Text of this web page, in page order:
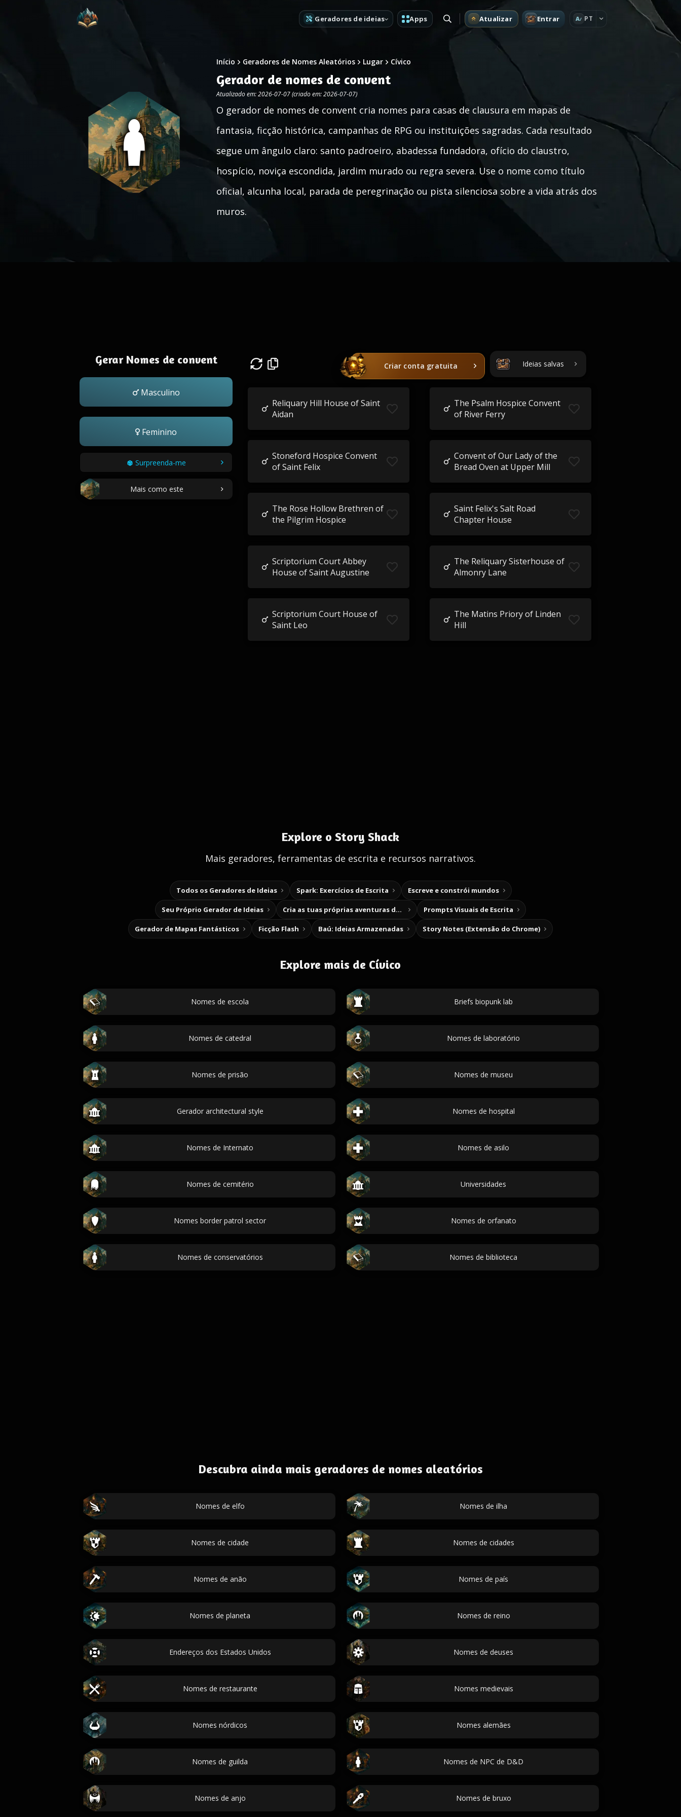
Geradores de ideias Apps Atualizar Entrar A PT
Início Geradores de Nomes Aleatórios Lugar Cívico
Gerador de nomes de convent
Atualizado em: 2026-07-07 (criado em: 2026-07-07)
O gerador de nomes de convent cria nomes para casas de clausura em mapas de
fantasia, ficção histórica, campanhas de RPG ou instituições sagradas. Cada resultado
segue um ângulo claro: santo padroeiro, abadessa fundadora, ofício do claustro,
hospício, noviça escondida, jardim murado ou regra severa. Use o nome como título
oficial, alcunha local, parada de peregrinação ou pista silenciosa sobre a vida atrás dos
muros.
Gerar Nomes de convent
Masculino
Feminino
Surpreenda-me
Mais como este
Criar conta gratuita Ideias salvas
Reliquary Hill House of Saint
Aidan
The Psalm Hospice Convent
of River Ferry
Stoneford Hospice Convent
of Saint Felix
Convent of Our Lady of the
Bread Oven at Upper Mill
The Rose Hollow Brethren of
the Pilgrim Hospice
Saint Felix's Salt Road
Chapter House
Scriptorium Court Abbey
House of Saint Augustine
The Reliquary Sisterhouse of
Almonry Lane
Scriptorium Court House of
Saint Leo
The Matins Priory of Linden
Hill
Explore o Story Shack
Mais geradores, ferramentas de escrita e recursos narrativos.
Todos os Geradores de Ideias Spark: Exercícios de Escrita Escreve e constrói mundos
Seu Próprio Gerador de Ideias Cria as tuas próprias aventuras de escolha Prompts Visuais de Escrita
Gerador de Mapas Fantásticos Ficção Flash Baú: Ideias Armazenadas Story Notes (Extensão do Chrome)
Explore mais de Cívico
Nomes de escola Briefs biopunk lab
Nomes de catedral Nomes de laboratório
Nomes de prisão Nomes de museu
Gerador architectural style Nomes de hospital
Nomes de Internato Nomes de asilo
Nomes de cemitério Universidades
Nomes border patrol sector Nomes de orfanato
Nomes de conservatórios Nomes de biblioteca
Descubra ainda mais geradores de nomes aleatórios
Nomes de elfo Nomes de ilha
Nomes de cidade Nomes de cidades
Nomes de anão Nomes de país
Nomes de planeta Nomes de reino
Endereços dos Estados Unidos Nomes de deuses
Nomes de restaurante Nomes medievais
Nomes nórdicos Nomes alemães
Nomes de guilda Nomes de NPC de D&D
Nomes de anjo Nomes de bruxo